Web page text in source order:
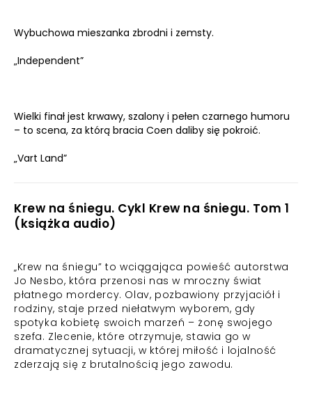
Wybuchowa mieszanka zbrodni i zemsty.
„Independent”
Wielki finał jest krwawy, szalony i pełen czarnego humoru
– to scena, za którą bracia Coen daliby się pokroić.
„Vart Land”
Krew na śniegu. Cykl Krew na śniegu. Tom 1
(książka audio)
„Krew na śniegu” to wciągająca powieść autorstwa
Jo Nesbo, która przenosi nas w mroczny świat
płatnego mordercy. Olav, pozbawiony przyjaciół i
rodziny, staje przed niełatwym wyborem, gdy
spotyka kobietę swoich marzeń – żonę swojego
szefa. Zlecenie, które otrzymuje, stawia go w
dramatycznej sytuacji, w której miłość i lojalność
zderzają się z brutalnością jego zawodu.